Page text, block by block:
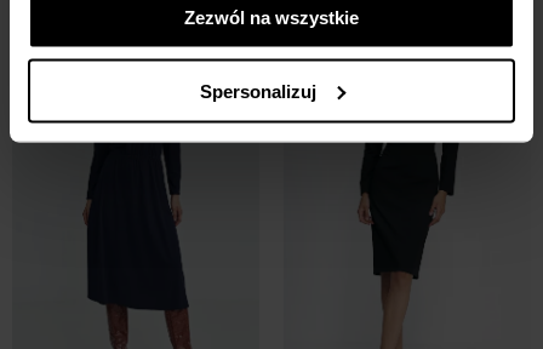
Zezwól na wszystkie
Spersonalizuj